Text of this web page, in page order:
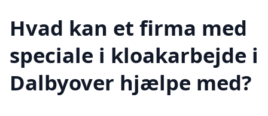
Hvad kan et firma med
speciale i kloakarbejde i
Dalbyover hjælpe med?